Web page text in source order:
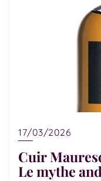
17/03/2026
Cuir
Le mythe